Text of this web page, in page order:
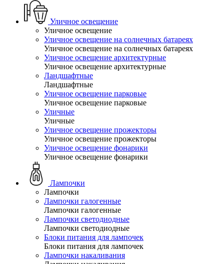
Уличное освещение
Уличное освещение
Уличное освещение на солнечных батареях
Уличное освещение на солнечных батареях
Уличное освещение архитектурные
Уличное освещение архитектурные
Ландшафтные
Ландшафтные
Уличное освещение парковые
Уличное освещение парковые
Уличные
Уличные
Уличное освещение прожекторы
Уличное освещение прожекторы
Уличное освещение фонарики
Уличное освещение фонарики
Лампочки
Лампочки
Лампочки галогенные
Лампочки галогенные
Лампочки светодиодные
Лампочки светодиодные
Блоки питания для лампочек
Блоки питания для лампочек
Лампочки накаливания